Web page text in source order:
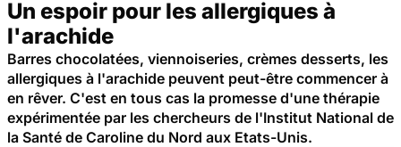
Un espoir pour les allergiques à
l'arachide
Barres chocolatées, viennoiseries, crèmes desserts, les
allergiques à l'arachide peuvent peut-être commencer à
en rêver. C'est en tous cas la promesse d'une thérapie
expérimentée par les chercheurs de l'Institut National de
la Santé de Caroline du Nord aux Etats-Unis.